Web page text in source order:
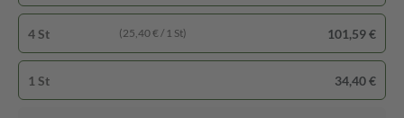
4 St (25,40 € / 1 St) 101,59 €
1 St 34,40 €